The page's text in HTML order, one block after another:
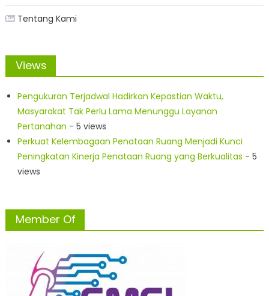
Tentang Kami
Views
Pengukuran Terjadwal Hadirkan Kepastian Waktu,
Masyarakat Tak Perlu Lama Menunggu Layanan
Pertanahan - 5 views
Perkuat Kelembagaan Penataan Ruang Menjadi Kunci
Peningkatan Kinerja Penataan Ruang yang Berkualitas - 5
views
Member Of